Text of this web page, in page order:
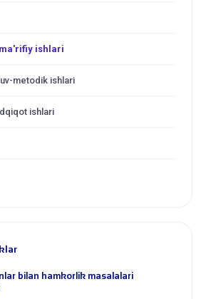
ishlari
metodik ishlari
ishlari
bilan hamkorlik masalalari